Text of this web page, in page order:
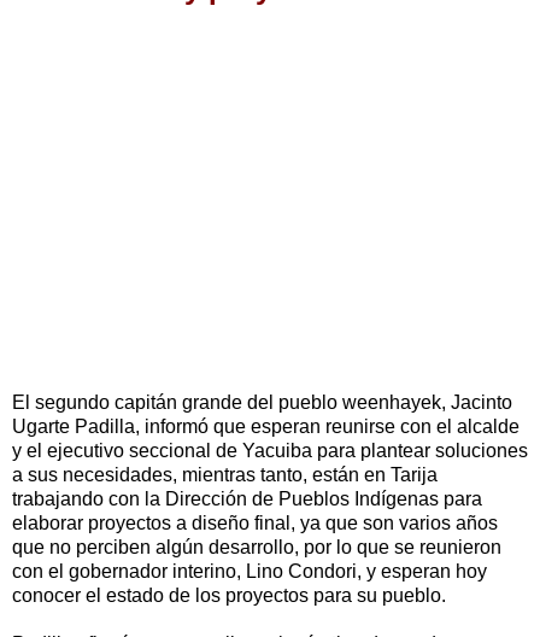
El segundo capitán grande del pueblo weenhayek, Jacinto
Ugarte Padilla, informó que esperan reunirse con el alcalde
y el ejecutivo seccional de Yacuiba para plantear soluciones
a sus necesidades, mientras tanto, están en Tarija
trabajando con la Dirección de Pueblos Indígenas para
elaborar proyectos a diseño final, ya que son varios años
que no perciben algún desarrollo, por lo que se reunieron
con el gobernador interino, Lino Condori, y esperan hoy
conocer el estado de los proyectos para su pueblo.